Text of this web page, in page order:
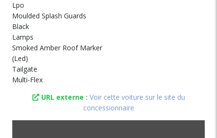
Lpo
Moulded Splash Guards
Black
Lamps
Smoked Amber Roof Marker
(Led)
Tailgate
Multi-Flex
URL externe : Voir cette voiture sur le site du
concessionnaire